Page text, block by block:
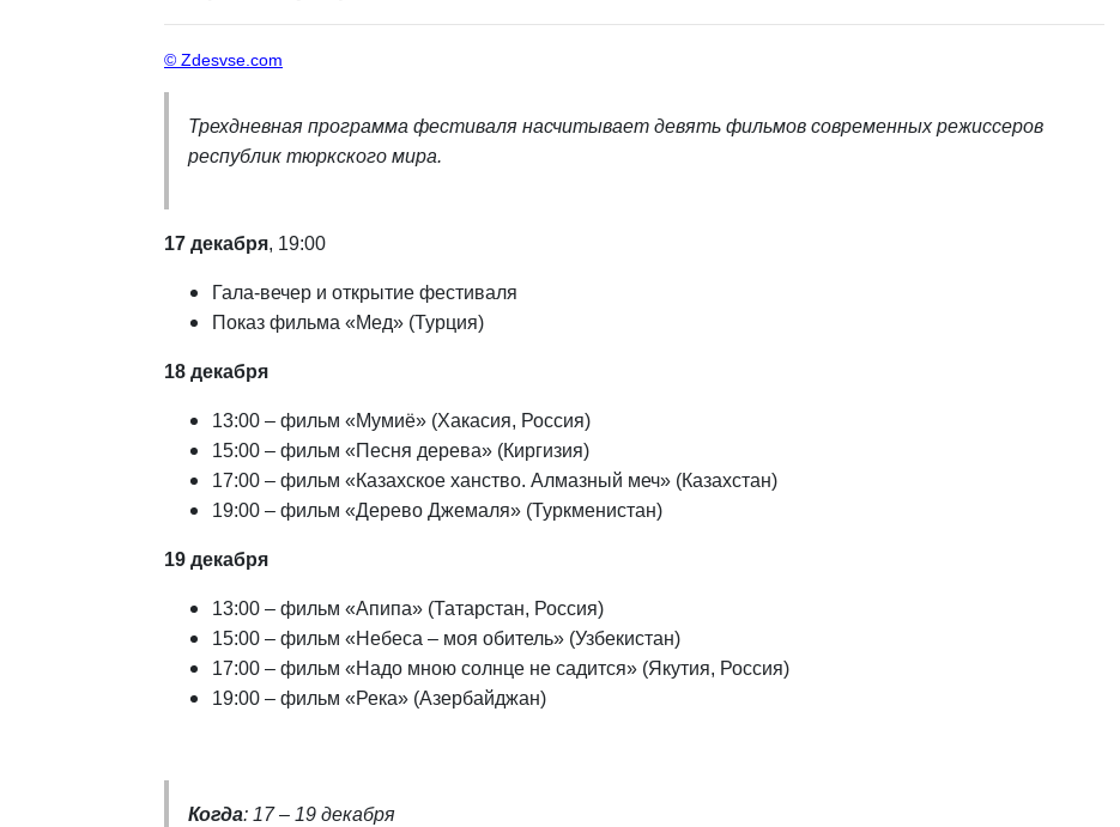
© Zdesvse.com
Трехдневная программа фестиваля насчитывает девять фильмов современных режиссеров
республик тюркского мира.
17 декабря, 19:00
Гала-вечер и открытие фестиваля
Показ фильма «Мед» (Турция)
18 декабря
13:00 – фильм «Мумиё» (Хакасия, Россия)
15:00 – фильм «Песня дерева» (Киргизия)
17:00 – фильм «Казахское ханство. Алмазный меч» (Казахстан)
19:00 – фильм «Дерево Джемаля» (Туркменистан)
19 декабря
13:00 – фильм «Апипа» (Татарстан, Россия)
15:00 – фильм «Небеса – моя обитель» (Узбекистан)
17:00 – фильм «Надо мною солнце не садится» (Якутия, Россия)
19:00 – фильм «Река» (Азербайджан)
Когда: 17 – 19 декабря